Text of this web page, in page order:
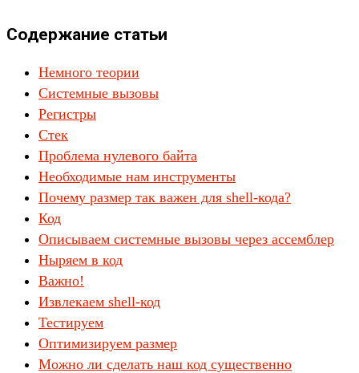
Содержание статьи
Немного теории
Системные вызовы
Регистры
Стек
Проблема нулевого байта
Необходимые нам инструменты
Почему размер так важен для shell-кода?
Код
Описываем системные вызовы через ассемблер
Ныряем в код
Важно!
Извлекаем shell-код
Тестируем
Оптимизируем размер
Можно ли сделать наш код существенно